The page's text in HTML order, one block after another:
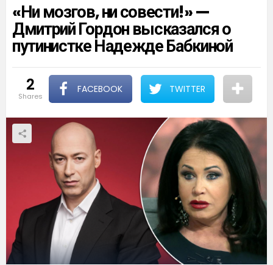
«Ни мозгов, ни совести!» —
Дмитрий Гордон высказался о
путинистке Надежде Бабкиной
2
shares
FACEBOOK TWITTER